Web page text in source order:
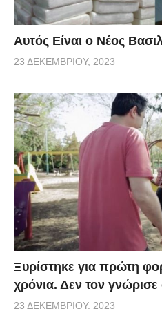
Αυτός Είναι ο Νέος
23 ΔΕΚΕΜΒΡΊΟΥ, 2023
Ξυρίστηκε για πρώτη
χρόνια. Δεν τον
23 ΔΕΚΕΜΒΡΊΟΥ, 2023